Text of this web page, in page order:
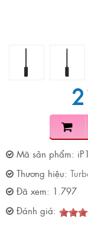
Mã sản phẩm:
Thương hiệu:
Đã xem: 1.797
Đánh giá: